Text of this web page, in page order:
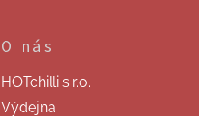
O nás
HOTchilli s.r.o.
Výdejna